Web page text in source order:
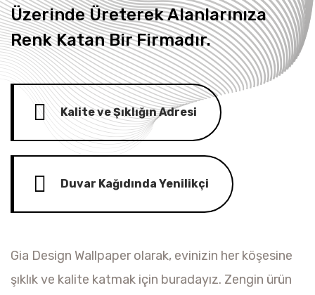
Üzerinde Üreterek Alanlarınıza
Renk Katan Bir Firmadır.
Kalite ve Şıklığın Adresi
Duvar Kağıdında Yenilikçi
Gia Design Wallpaper olarak, evinizin her köşesine
şıklık ve kalite katmak için buradayız. Zengin ürün